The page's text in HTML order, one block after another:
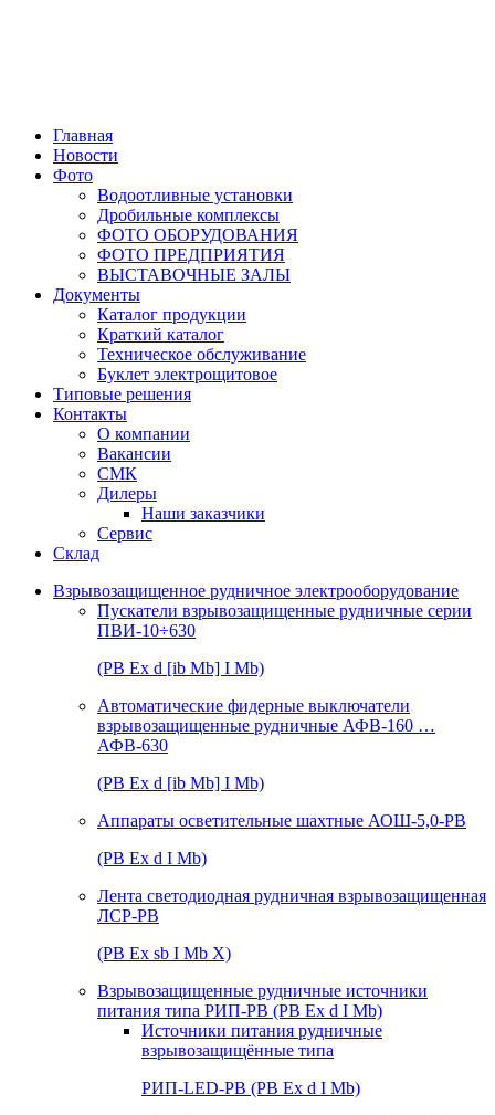
Главная
Новости
Фото
Водоотливные установки
Дробильные комплексы
ФОТО ОБОРУДОВАНИЯ
ФОТО ПРЕДПРИЯТИЯ
ВЫСТАВОЧНЫЕ ЗАЛЫ
Документы
Каталог продукции
Краткий каталог
Техническое обслуживание
Буклет электрощитовое
Типовые решения
Контакты
О компании
Вакансии
СМК
Дилеры
Наши заказчики
Сервис
Склад
Взрывозащищенное рудничное электрооборудование
Пускатели взрывозащищенные рудничные серии
ПВИ-10÷630
(РВ Ex d [ib Mb] I Mb)
Автоматические фидерные выключатели
взрывозащищенные рудничные АФВ-160 …
АФВ-630
(РВ Ex d [ib Mb] I Mb)
Аппараты осветительные шахтные АОШ-5,0-РВ
(РВ Ex d I Mb)
Лента светодиодная рудничная взрывозащищенная
ЛСР-РВ
(РВ Ex sb I Mb Х)
Взрывозащищенные рудничные источники
питания типа РИП-РВ (РВ Ex d I Mb)
Источники питания рудничные
взрывозащищённые типа
РИП-LED-РВ (РВ Ex d I Mb)